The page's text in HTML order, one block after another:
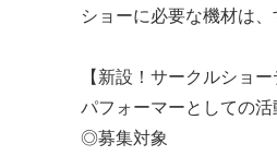
ショーに必要な機材は
【新設！サークルショ
パフォーマーとしての
◎募集対象